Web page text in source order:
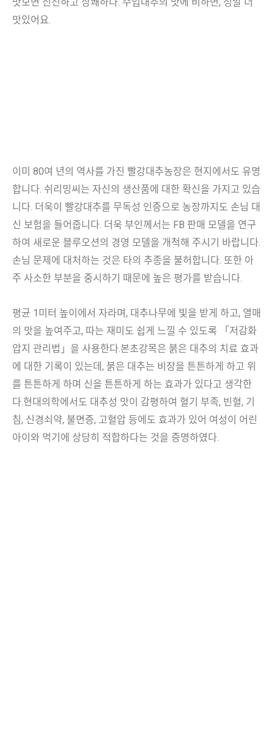
맛있어요.
이미 80여 년의 역사를 가진 빨강대추농장은 현지에서도 유명
합니다. 쉬리밍씨는 자신의 생산품에 대한 확신을 가지고 있습
니다. 더욱이 빨강대추를 무독성 인증으로 농장까지도 손님 대
신 보험을 들어줍니다. 더욱 부인께서는 FB 판매 모델을 연구
하여 새로운 블루오션의 경영 모델을 개척해 주시기 바랍니다.
손님 문제에 대처하는 것은 타의 추종을 불허합니다. 또한 아
주 사소한 부분을 중시하기 때문에 높은 평가를 받습니다.
평균 1미터 높이에서 자라며, 대추나무에 빛을 받게 하고, 열매
의 맛을 높여주고, 따는 재미도 쉽게 느낄 수 있도록 「저감화
압지 관리법」을 사용한다.본초강목은 붉은 대추의 치료 효과
에 대한 기록이 있는데, 붉은 대추는 비장을 튼튼하게 하고 위
를 튼튼하게 하며 신을 튼튼하게 하는 효과가 있다고 생각한
다.현대의학에서도 대추성 맛이 감평하여 혈기 부족, 빈혈, 기
침, 신경쇠약, 불면증, 고혈압 등에도 효과가 있어 여성이 어린
아이와 먹기에 상당히 적합하다는 것을 증명하였다.